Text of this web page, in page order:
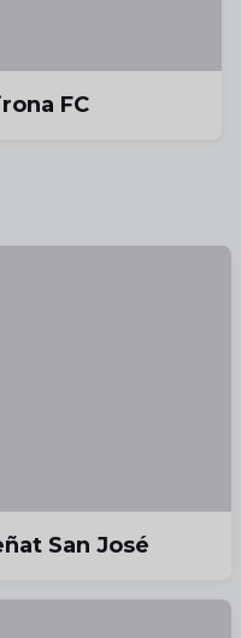
FC
San José